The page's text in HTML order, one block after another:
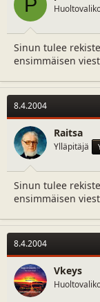
P
Sinun tulee
ensimmäisen
8.4.2004
Raitsa
Ylläpitäjä
Sinun tulee
ensimmäisen
8.4.2004
Vkeys